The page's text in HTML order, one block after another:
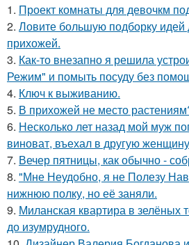
1. Проект комнаты для девочкм
2. Ловите большую подборку идей
прихожей.
3. Как-то внезапно я решила
Режим" и помыть посуду без
4. Ключ к выживанию.
5. В прихожей не место
6. Несколько лет назад мой муж
виноват, въехал в другую
7. Вечер пятницы, как обычно -
8. "Мне Неудобно, я не Полезу
нижнюю полку, но её заняли.
9. Миланская квартира в зелёных
до изумрудного.